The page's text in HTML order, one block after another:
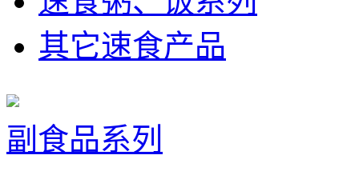
其它速食产品
副食品系列